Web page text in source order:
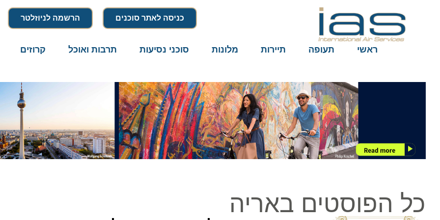
כניסה לאתר סוכנים הרשמה לניוזלטר
ראשי תעופה תיירות מלונות סוכני נסיעות תרבות ואוכל קרוזים
כל הפוסטים באריה